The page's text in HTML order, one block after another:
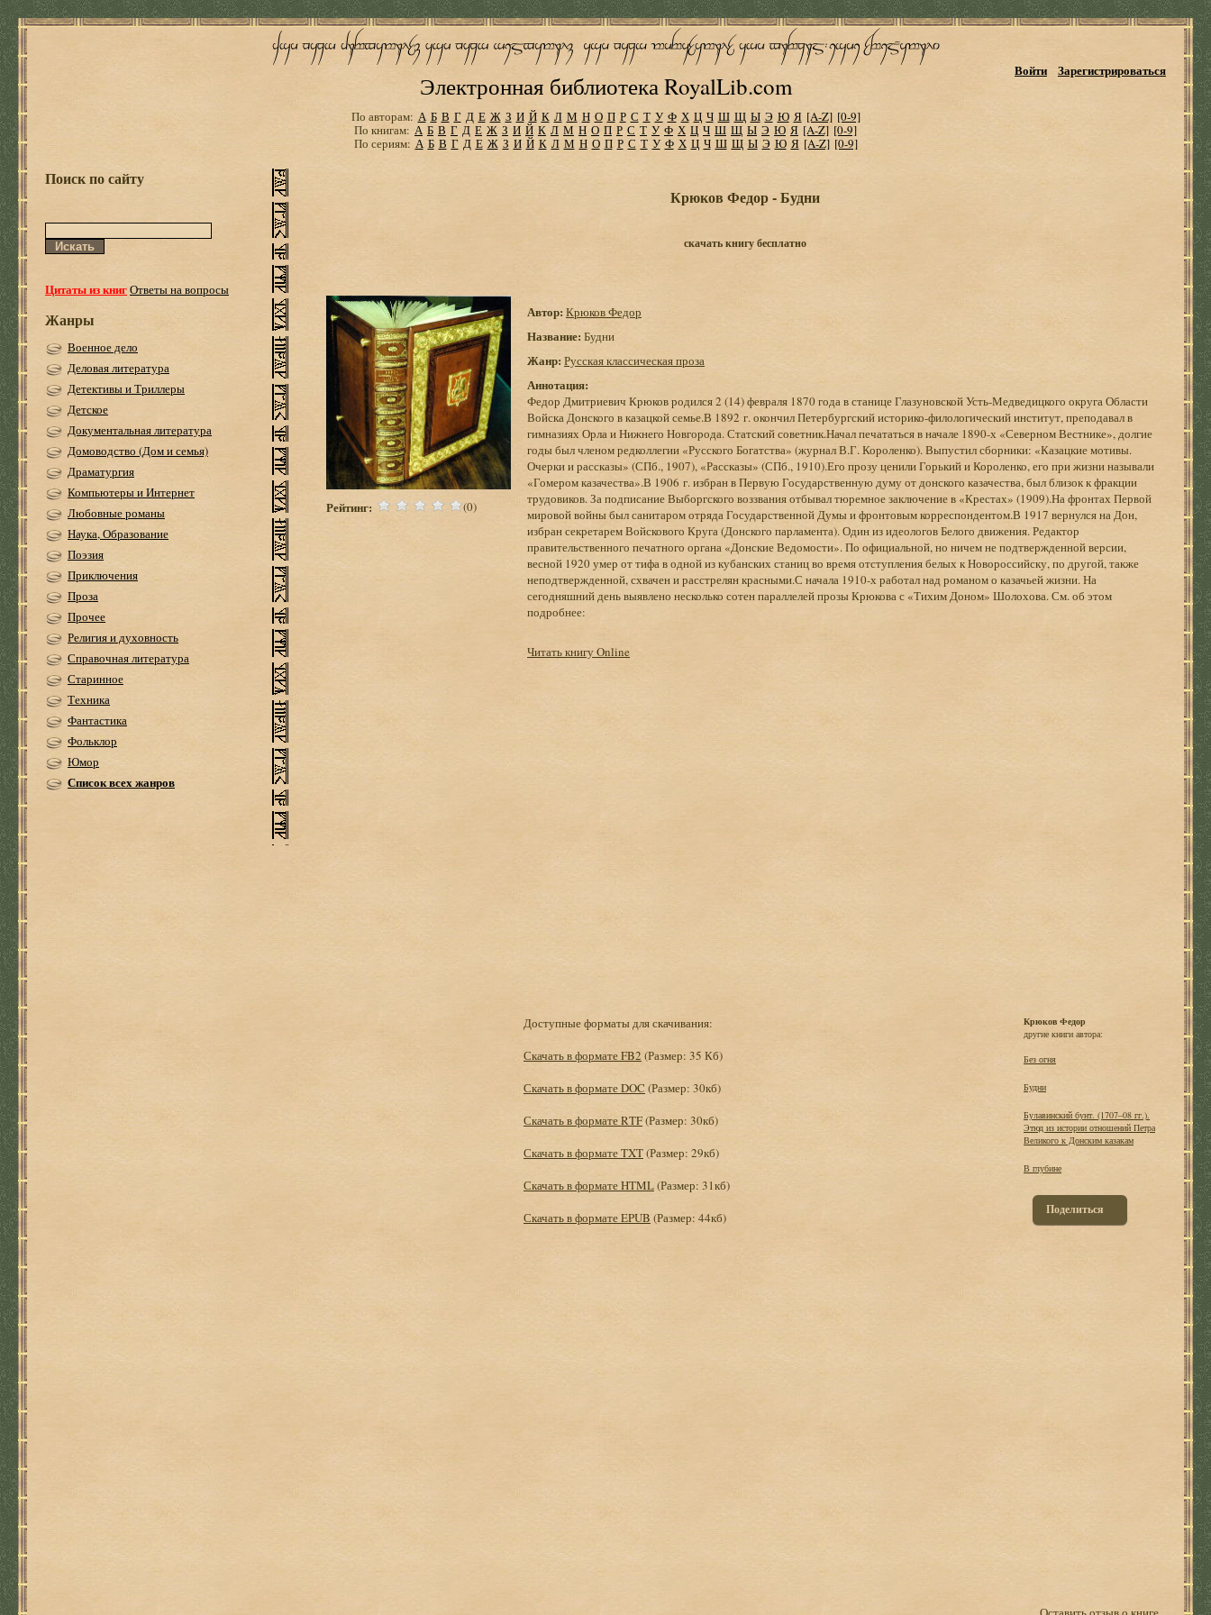
Электронная библиотека RoyalLib.com
Войти Зарегистрироваться
По авторам: А Б В Г Д Е Ж З И Й К Л М Н О П Р С Т У Ф Х Ц Ч Ш Щ Ы Э Ю Я [A-Z] [0-9]
По книгам: А Б В Г Д Е Ж З И Й К Л М Н О П Р С Т У Ф Х Ц Ч Ш Щ Ы Э Ю Я [A-Z] [0-9]
По сериям: А Б В Г Д Е Ж З И Й К Л М Н О П Р С Т У Ф Х Ц Ч Ш Щ Ы Э Ю Я [A-Z] [0-9]
Поиск по сайту
Цитаты из книгОтветы на вопросы
Жанры
Военное дело
Деловая литература
Детективы и Триллеры
Детское
Документальная литература
Домоводство (Дом и семья)
Драматургия
Компьютеры и Интернет
Любовные романы
Наука, Образование
Поэзия
Приключения
Проза
Прочее
Религия и духовность
Справочная литература
Старинное
Техника
Фантастика
Фольклор
Юмор
Список всех жанров
Крюков Федор - Будни
скачать книгу бесплатно
Рейтинг: (0)
Автор: Крюков Федор
Название: Будни
Жанр: Русская классическая проза
Аннотация:
Федор Дмитриевич Крюков родился 2 (14) февраля 1870 года в станице Глазуновской Усть-Медведицкого округа Области
Войска Донского в казацкой семье.В 1892 г. окончил Петербургский историко-филологический институт, преподавал в
гимназиях Орла и Нижнего Новгорода. Статский советник.Начал печататься в начале 1890-х «Северном Вестнике», долгие
годы был членом редколлегии «Русского Богатства» (журнал В.Г. Короленко). Выпустил сборники: «Казацкие мотивы.
Очерки и рассказы» (СПб., 1907), «Рассказы» (СПб., 1910).Его прозу ценили Горький и Короленко, его при жизни называли
«Гомером казачества».В 1906 г. избран в Первую Государственную думу от донского казачества, был близок к фракции
трудовиков. За подписание Выборгского воззвания отбывал тюремное заключение в «Крестах» (1909).На фронтах Первой
мировой войны был санитаром отряда Государственной Думы и фронтовым корреспондентом.В 1917 вернулся на Дон,
избран секретарем Войскового Круга (Донского парламента). Один из идеологов Белого движения. Редактор
правительственного печатного органа «Донские Ведомости». По официальной, но ничем не подтвержденной версии,
весной 1920 умер от тифа в одной из кубанских станиц во время отступления белых к Новороссийску, по другой, также
неподтвержденной, схвачен и расстрелян красными.С начала 1910-х работал над романом о казачьей жизни. На
сегодняшний день выявлено несколько сотен параллелей прозы Крюкова с «Тихим Доном» Шолохова. См. об этом
подробнее:
Читать книгу Online
Доступные форматы для скачивания:
Скачать в формате FB2 (Размер: 35 Кб)
Скачать в формате DOC (Размер: 30кб)
Скачать в формате RTF(Размер: 30кб)
Скачать в формате TXT(Размер: 29кб)
Скачать в формате HTML(Размер: 31кб)
Скачать в формате EPUB (Размер: 44кб)
Крюков Федор
другие книги автора:
Без огня
Будни
Булавинский бунт. (1707–08 гг.).
Этюд из истории отношений Петра
Великого к Донским казакам
В глубине
Поделиться